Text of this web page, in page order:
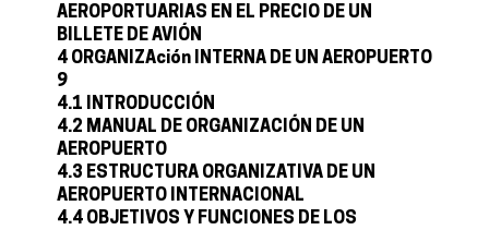
AEROPORTUARIAS EN EL PRECIO DE UN
BILLETE DE AVIÓN
4 ORGANIZAción INTERNA DE UN AEROPUERTO
9
4.1 INTRODUCCIÓN
4.2 MANUAL DE ORGANIZACIÓN DE UN
AEROPUERTO
4.3 ESTRUCTURA ORGANIZATIVA DE UN
AEROPUERTO INTERNACIONAL
4.4 OBJETIVOS Y FUNCIONES DE LOS